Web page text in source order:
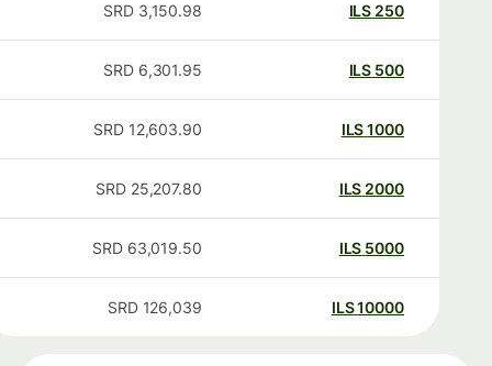
250
ILS
3,150.98
SRD
500
ILS
6,301.95
SRD
1000
ILS
12,603.90
SRD
2000
ILS
25,207.80
SRD
5000
ILS
63,019.50
SRD
10000
ILS
126,039
SRD